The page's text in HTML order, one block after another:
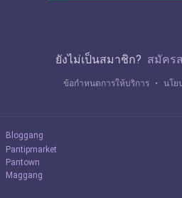
ยังไม่เป็นสมาชิก? สมัคร
ข้อกำหนดการให้บริการ ・ นโย
Bloggang
Pantipmarket
Pantown
Maggang